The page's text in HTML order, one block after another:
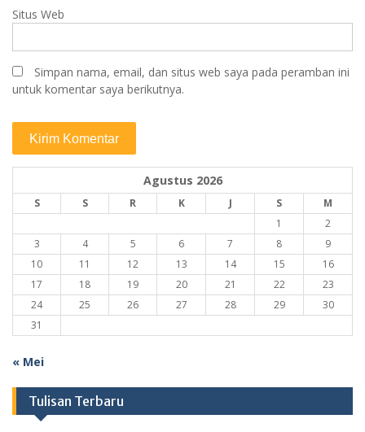
Situs Web
Simpan nama, email, dan situs web saya pada peramban ini
untuk komentar saya berikutnya.
Agustus 2026
S S R K J S
M
1
2
3
4 5 6 7 8
9
10
11 12 13 14 15
16
17
18 19 20 21 22
23
24
25 26 27 28 29
30
31
« Mei
Tulisan Terbaru